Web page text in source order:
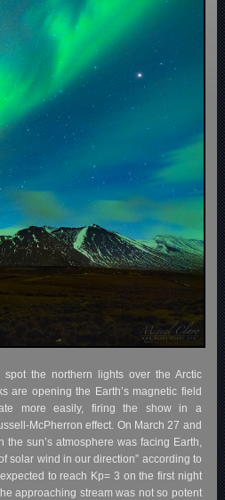
the northern lights over the Arctic
are opening the Earth’s magnetic field
more easily, firing the show in a
McPherron effect. On March 27 and
the sun’s atmosphere was facing Earth,
solar wind in our direction” according to
to reach Kp= 3 on the first night
approaching stream was not so potent